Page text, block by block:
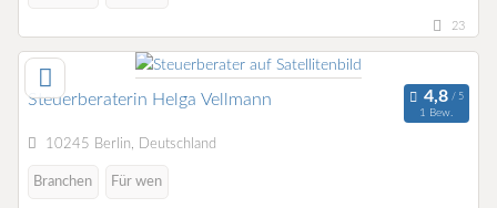
23
Steuerberaterin Helga Vellmann
1 Bew.
10245 Berlin, Deutschland
Branchen Für wen